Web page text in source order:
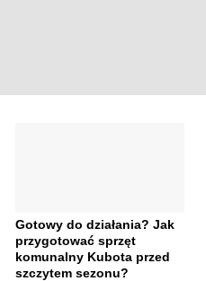
Gotowy do działania? Jak
przygotować sprzęt
komunalny Kubota przed
szczytem sezonu?